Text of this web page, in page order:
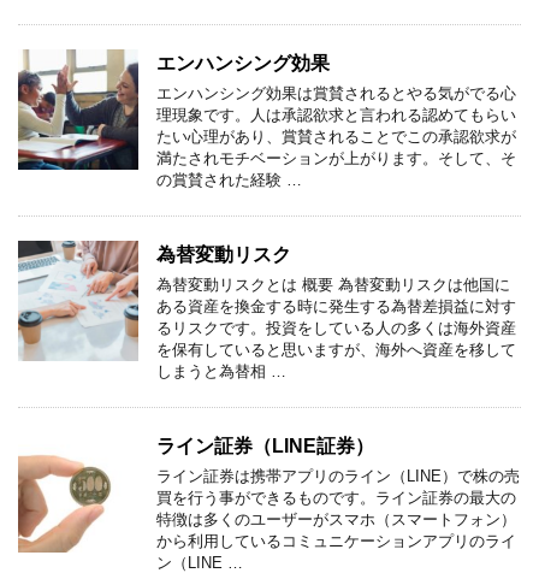
エンハンシング効果
エンハンシング効果は賞賛されるとやる気がでる心
理現象です。人は承認欲求と言われる認めてもらい
たい心理があり、賞賛されることでこの承認欲求が
満たされモチベーションが上がります。そして、そ
の賞賛された経験 …
為替変動リスク
為替変動リスクとは 概要 為替変動リスクは他国に
ある資産を換金する時に発生する為替差損益に対す
るリスクです。投資をしている人の多くは海外資産
を保有していると思いますが、海外へ資産を移して
しまうと為替相 …
ライン証券（LINE証券）
ライン証券は携帯アプリのライン（LINE）で株の売
買を行う事ができるものです。ライン証券の最大の
特徴は多くのユーザーがスマホ（スマートフォン）
から利用しているコミュニケーションアプリのライ
ン（LINE …